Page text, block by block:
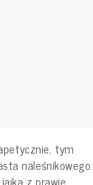
tym
naleśnikowego.
z prawie